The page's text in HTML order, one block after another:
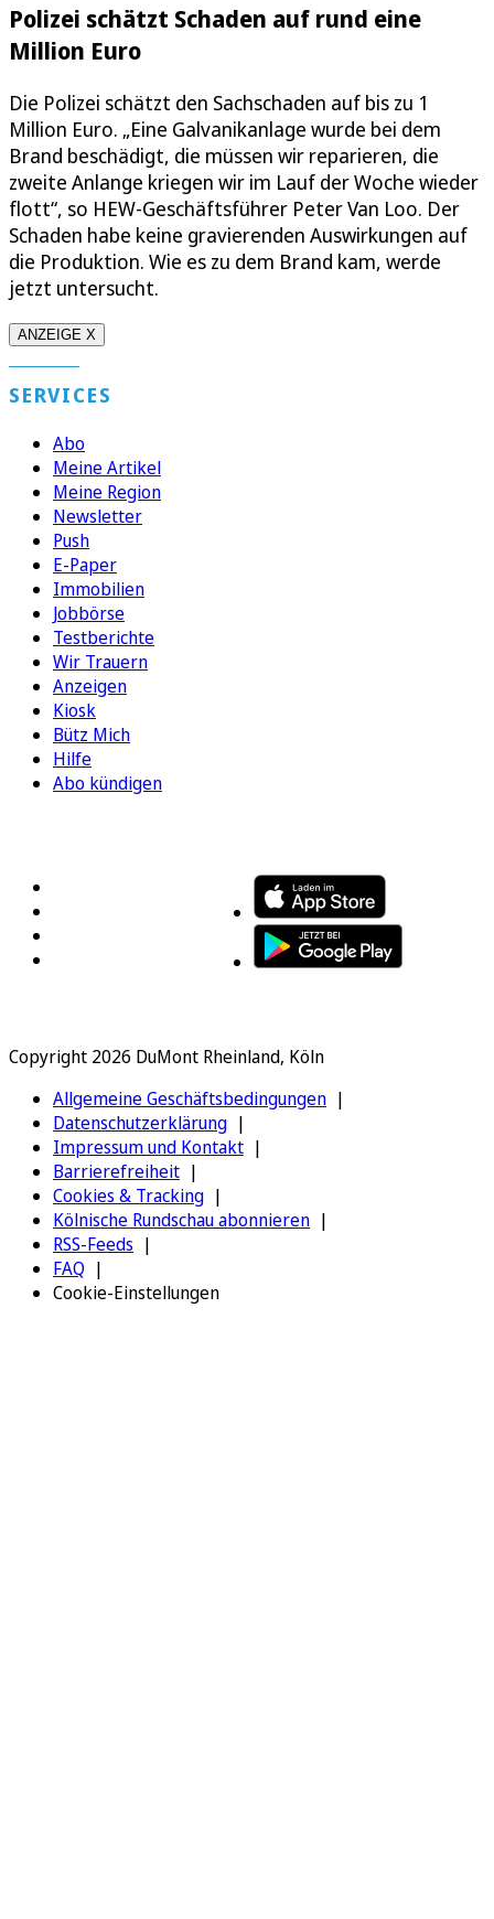
Polizei schätzt Schaden auf rund eine
Million Euro
Die Polizei schätzt den Sachschaden auf bis zu 1
Million Euro. „Eine Galvanikanlage wurde bei dem
Brand beschädigt, die müssen wir reparieren, die
zweite Anlange kriegen wir im Lauf der Woche wieder
flott“, so HEW-Geschäftsführer Peter Van Loo. Der
Schaden habe keine gravierenden Auswirkungen auf
die Produktion. Wie es zu dem Brand kam, werde
jetzt untersucht.
ANZEIGE X
SERVICES
Abo
Meine Artikel
Meine Region
Newsletter
Push
E-Paper
Immobilien
Jobbörse
Testberichte
Wir Trauern
Anzeigen
Kiosk
Bütz Mich
Hilfe
Abo kündigen
Copyright 2026 DuMont Rheinland, Köln
Allgemeine Geschäftsbedingungen
Datenschutzerklärung
Impressum und Kontakt
Barrierefreiheit
Cookies & Tracking
Kölnische Rundschau abonnieren
RSS-Feeds
FAQ
Cookie-Einstellungen